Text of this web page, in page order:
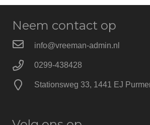
Neem contact op
info@vreeman-admin.nl
0299-438428
Stationsweg 33, 1441 EJ